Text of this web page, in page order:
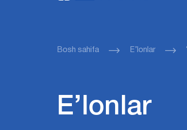
Bosh sahifa E’lonlar
E’lonlar